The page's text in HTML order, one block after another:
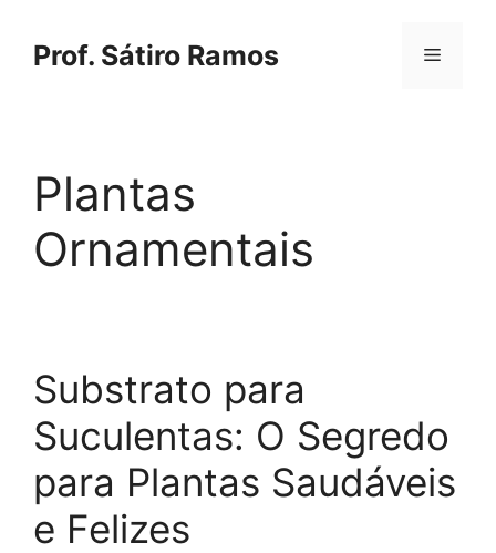
paraProf. Sátiro Ramos Menu
Plantas
Ornamentais
Substrato para
Suculentas: O Segredo
para Plantas Saudáveis
e Felizes